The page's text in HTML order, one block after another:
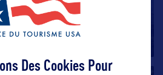
à toute proximité du cœur de la
…
Des Cookies Pour